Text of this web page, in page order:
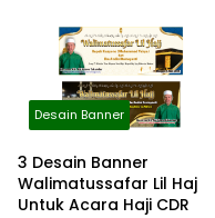
Desain Banner
3 Desain Banner
Walimatussafar Lil Haj
Untuk Acara Haji CDR